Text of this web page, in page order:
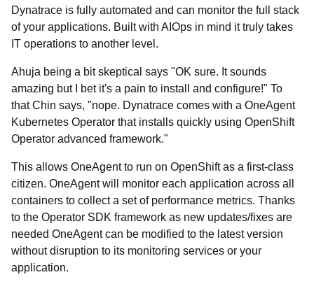
Dynatrace is fully automated and can monitor the full stack
of your applications. Built with AIOps in mind it truly takes
IT operations to another level.
Ahuja being a bit skeptical says "OK sure. It sounds
amazing but I bet it's a pain to install and configure!" To
that Chin says, "nope. Dynatrace comes with a OneAgent
Kubernetes Operator that installs quickly using OpenShift
Operator advanced framework."
This allows OneAgent to run on OpenShift as a first-class
citizen. OneAgent will monitor each application across all
containers to collect a set of performance metrics. Thanks
to the Operator SDK framework as new updates/fixes are
needed OneAgent can be modified to the latest version
without disruption to its monitoring services or your
application.